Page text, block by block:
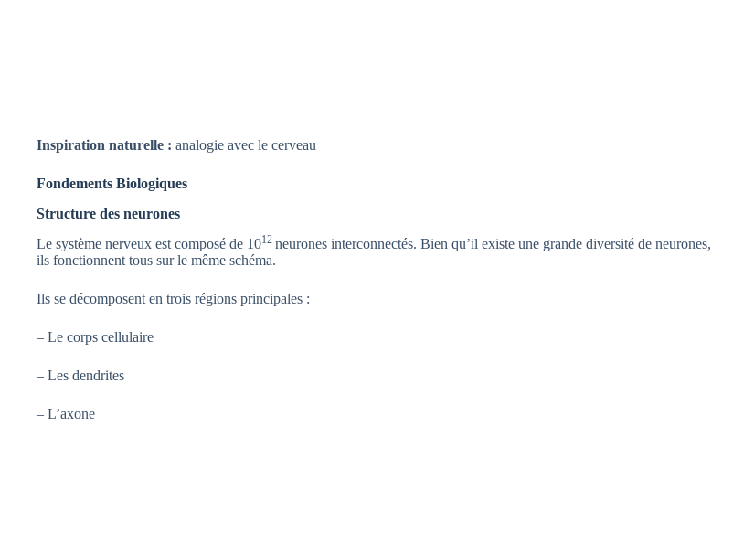
Inspiration naturelle : analogie avec le cerveau
Fondements Biologiques
Structure des neurones
Le système nerveux est composé de 1012 neurones interconnectés. Bien qu’il existe une grande diversité de neurones,
ils fonctionnent tous sur le même schéma.
Ils se décomposent en trois régions principales :
– Le corps cellulaire
– Les dendrites
– L’axone